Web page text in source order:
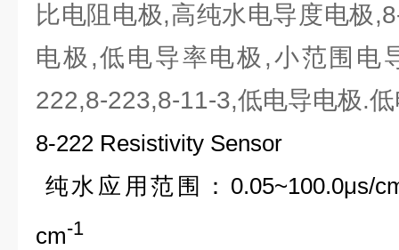
比电阻电极,高纯水电导度电极
电极,低电导率电极,小范围电
222,8-223,8-11-3,低电导电极.
8-222 Resistivity Sensor
纯水应用范围： 0.05~100.0μs/
cm-1